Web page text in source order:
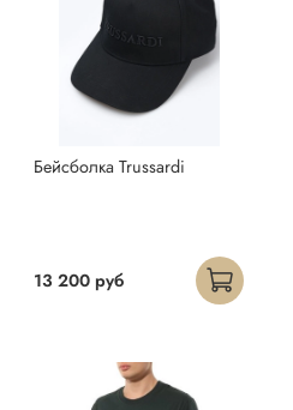
Бейсболка Trussardi
13 200 руб